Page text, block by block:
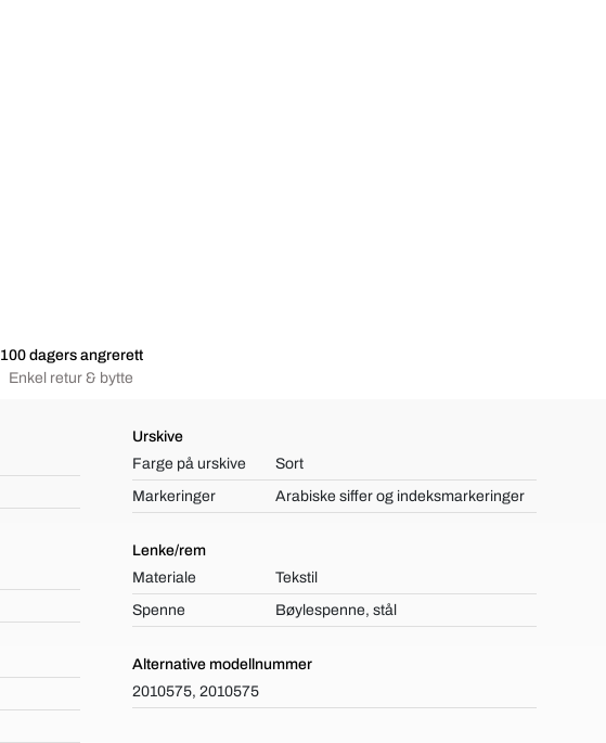
100 dagers angrerett
Enkel retur & bytte
Urskive
Farge på urskive
Sort
Markeringer
Arabiske siffer og indeksmarkeringer
Lenke/rem
Materiale
Tekstil
Spenne
Bøylespenne, stål
Alternative modellnummer
2010575, 2010575